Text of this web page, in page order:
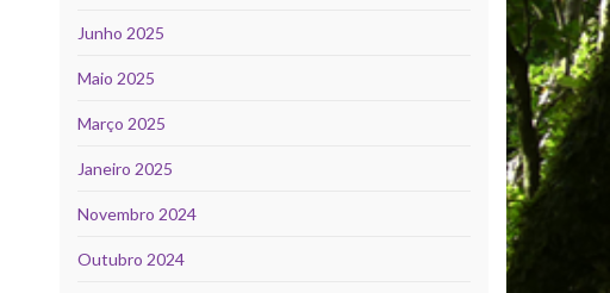
Junho 2025
Maio 2025
Março 2025
Janeiro 2025
Novembro 2024
Outubro 2024